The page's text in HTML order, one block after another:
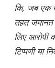
कि, जब एक
तहत जमानत
लिए आरोपी
टिप्पणी या